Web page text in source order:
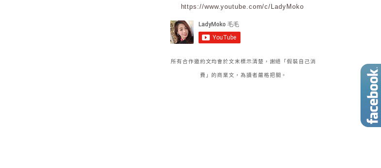
https://www.youtube.com/c/LadyMoko
所有合作邀約文均會於文末標示清楚，謝絕「假裝自己消
費」的商業文，為讀者嚴格把關。